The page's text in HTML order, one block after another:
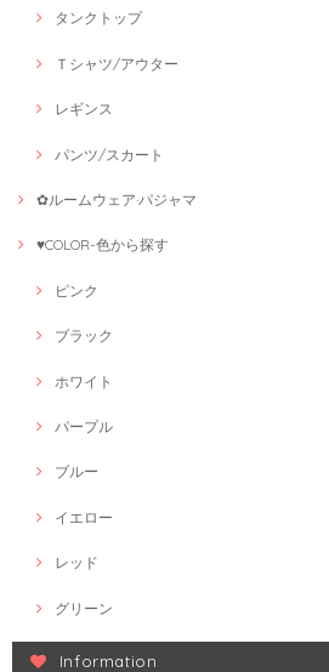
タンクトップ
Ｔシャツ/アウター
レギンス
パンツ/スカート
✿ルームウェア·パジャマ
♥COLOR-色から探す
ピンク
ブラック
ホワイト
パープル
ブルー
イエロー
レッド
グリーン
Information